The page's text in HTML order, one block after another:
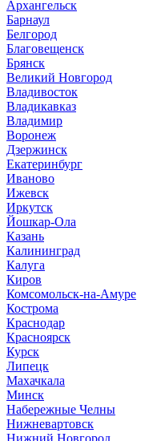
Архангельск
Барнаул
Белгород
Благовещенск
Брянск
Великий Новгород
Владивосток
Владикавказ
Владимир
Воронеж
Дзержинск
Екатеринбург
Иваново
Ижевск
Иркутск
Йошкар-Ола
Казань
Калининград
Калуга
Киров
Комсомольск-на-Амуре
Кострома
Краснодар
Красноярск
Курск
Липецк
Махачкала
Минск
Набережные Челны
Нижневартовск
Нижний Новгород